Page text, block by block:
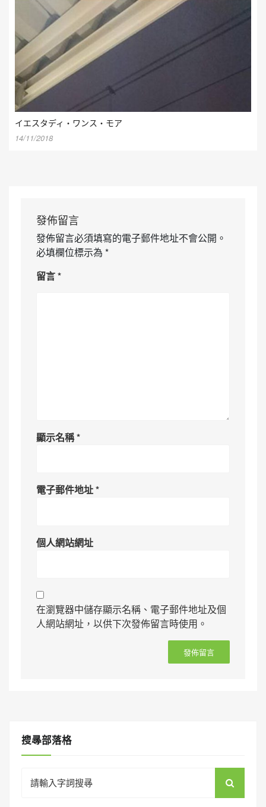
イエスタディ・ワンス・モア
14/11/2018
發佈留言
發佈留言必須填寫的電子郵件地址不會公開。
必填欄位標示為 *
留言*
顯示名稱*
電子郵件地址*
個人網站網址
在瀏覽器中儲存顯示名稱、電子郵件地址及個
人網站網址，以供下次發佈留言時使用。
搜㝷部落格
for: